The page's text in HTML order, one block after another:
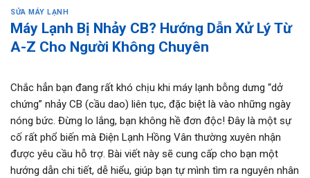
SỬA MÁY LẠNH
Máy Lạnh Bị Nhảy CB? Hướng Dẫn Xử Lý Từ
A-Z Cho Người Không Chuyên
Chắc hẳn bạn đang rất khó chịu khi máy lạnh bỗng dưng “dở
chứng” nhảy CB (cầu dao) liên tục, đặc biệt là vào những ngày
nóng bức. Đừng lo lắng, bạn không hề đơn độc! Đây là một sự
cố rất phổ biến mà Điện Lạnh Hồng Vân thường xuyên nhận
được yêu cầu hỗ trợ. Bài viết này sẽ cung cấp cho bạn một
hướng dẫn chi tiết, dễ hiểu, giúp bạn tự mình tìm ra nguyên nhân